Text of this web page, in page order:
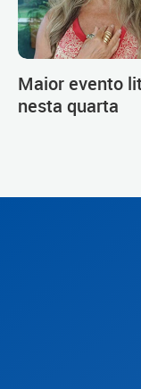
Maior evento
nesta quarta